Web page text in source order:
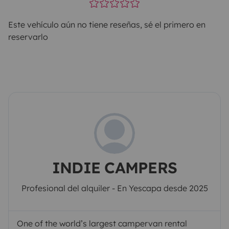
Este vehículo aún no tiene reseñas, sé el primero en
reservarlo
INDIE CAMPERS
Profesional del alquiler - En Yescapa desde 2025
One of the world’s largest campervan rental